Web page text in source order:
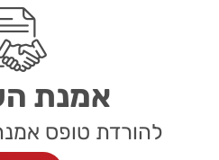
אמנת
להורדת טופס